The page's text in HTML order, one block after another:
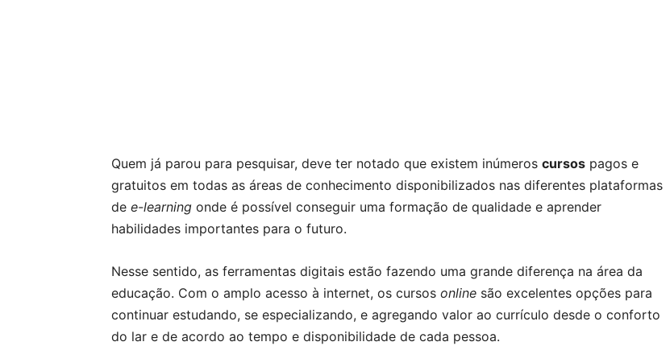
Quem já parou para pesquisar, deve ter notado que existem inúmeros cursos pagos e
gratuitos em todas as áreas de conhecimento disponibilizados nas diferentes plataformas
de e-learning onde é possível conseguir uma formação de qualidade e aprender
habilidades importantes para o futuro.
Nesse sentido, as ferramentas digitais estão fazendo uma grande diferença na área da
educação. Com o amplo acesso à internet, os cursos online são excelentes opções para
continuar estudando, se especializando, e agregando valor ao currículo desde o conforto
do lar e de acordo ao tempo e disponibilidade de cada pessoa.